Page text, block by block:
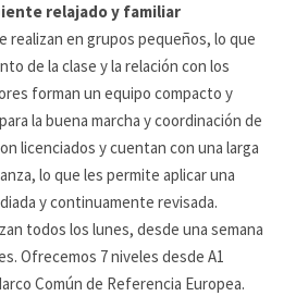
relajado y familiar
realizan en grupos pequeños, lo que
de la clase y la relación con los
forman un equipo compacto y
la buena marcha y coordinación de
licenciados y cuentan con una larga
lo que les permite aplicar una
y continuamente revisada.
todos los lunes, desde una semana
Ofrecemos 7 niveles desde A1
Común de Referencia Europea.